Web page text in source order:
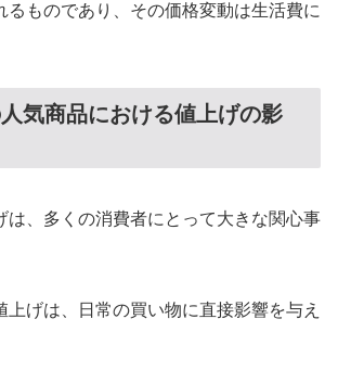
るものであり、その価格変動は生活費に
気商品における値上げの影
は、多くの消費者にとって大きな関心事
上げは、日常の買い物に直接影響を与え